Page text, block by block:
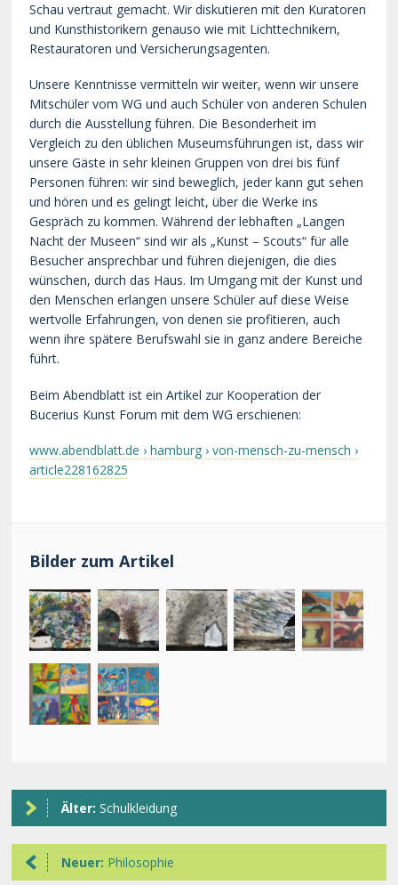
Schau vertraut gemacht. Wir diskutieren mit den Kuratoren
und Kunsthistorikern genauso wie mit Lichttechnikern,
Restauratoren und Versicherungsagenten.
Unsere Kenntnisse vermitteln wir weiter, wenn wir unsere
Mitschüler vom WG und auch Schüler von anderen Schulen
durch die Ausstellung führen. Die Besonderheit im
Vergleich zu den üblichen Museumsführungen ist, dass wir
unsere Gäste in sehr kleinen Gruppen von drei bis fünf
Personen führen: wir sind beweglich, jeder kann gut sehen
und hören und es gelingt leicht, über die Werke ins
Gespräch zu kommen. Während der lebhaften „Langen
Nacht der Museen“ sind wir als „Kunst – Scouts“ für alle
Besucher ansprechbar und führen diejenigen, die dies
wünschen, durch das Haus. Im Umgang mit der Kunst und
den Menschen erlangen unsere Schüler auf diese Weise
wertvolle Erfahrungen, von denen sie profitieren, auch
wenn ihre spätere Berufswahl sie in ganz andere Bereiche
führt.
Beim Abendblatt ist ein Artikel zur Kooperation der
Bucerius Kunst Forum mit dem WG erschienen:
www.abendblatt.de › hamburg › von-mensch-zu-mensch ›
article228162825
Bilder zum Artikel
Älter:Schulkleidung
Neuer: Philosophie